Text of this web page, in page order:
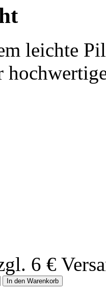
leichte
6 €
In den Warenkorb